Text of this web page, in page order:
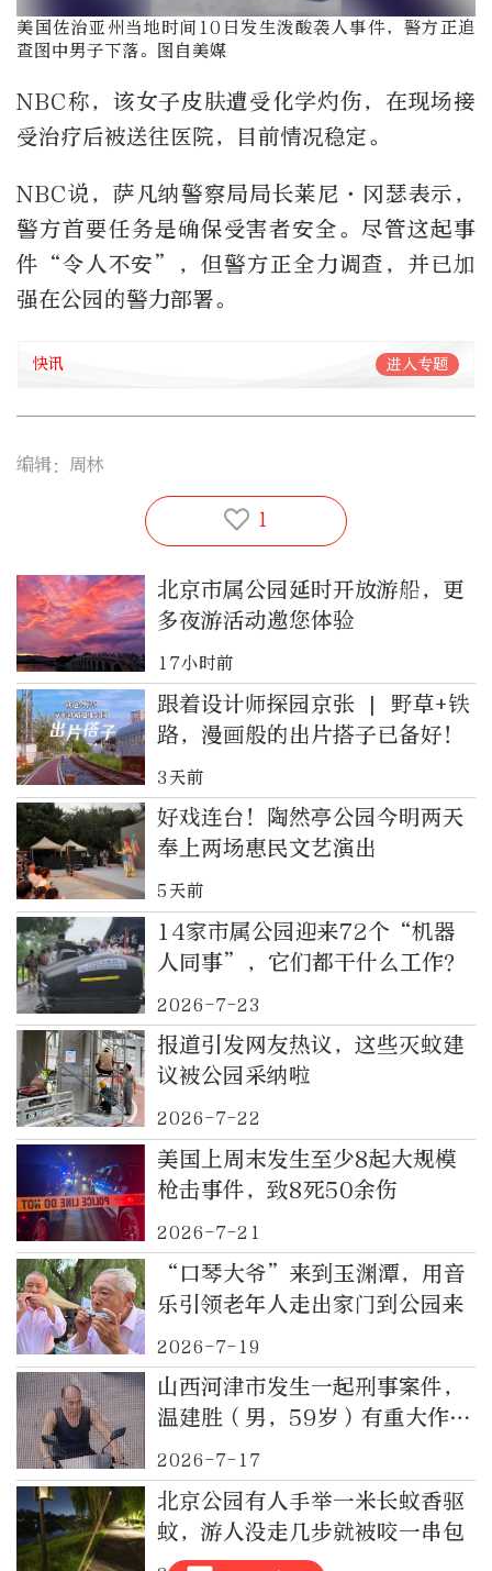
美国佐治亚州当地时间10日发生泼酸袭人事件，警方正追
查图中男子下落。图自美媒
NBC称，该女子皮肤遭受化学灼伤，在现场接
受治疗后被送往医院，目前情况稳定。
NBC说，萨凡纳警察局局长莱尼·冈瑟表示，
警方首要任务是确保受害者安全。尽管这起事
件“令人不安”，但警方正全力调查，并已加
强在公园的警力部署。
快讯 进入专题
编辑：周林
1
北京市属公园延时开放游船，更
多夜游活动邀您体验
17小时前
跟着设计师探园京张 | 野草+铁
路，漫画般的出片搭子已备好！
3天前
好戏连台！陶然亭公园今明两天
奉上两场惠民文艺演出
5天前
14家市属公园迎来72个“机器
人同事”，它们都干什么工作？
2026-7-23
报道引发网友热议，这些灭蚊建
议被公园采纳啦
2026-7-22
美国上周末发生至少8起大规模
枪击事件，致8死50余伤
2026-7-21
“口琴大爷”来到玉渊潭，用音
乐引领老年人走出家门到公园来
2026-7-19
山西河津市发生一起刑事案件，
温建胜（男，59岁）有重大作案
嫌疑，警方发布悬赏公告
2026-7-17
北京公园有人手举一米长蚊香驱
蚊，游人没走几步就被咬一串包